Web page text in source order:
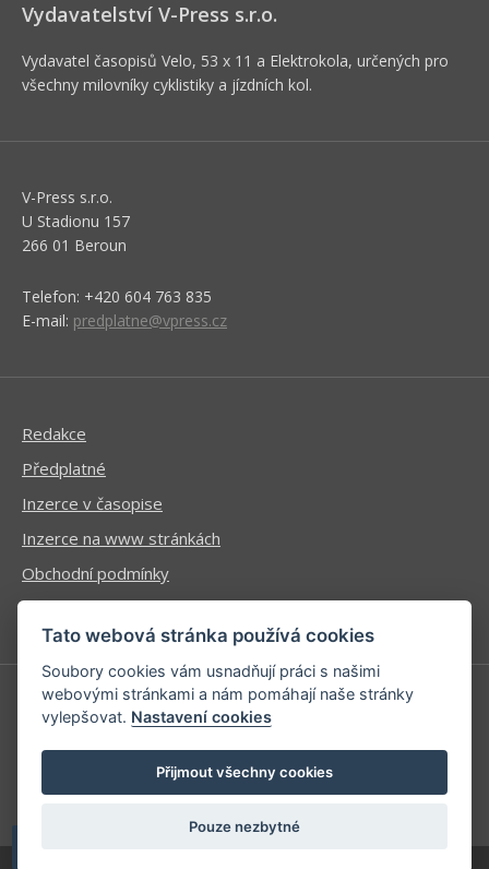
Vydavatelství V-Press s.r.o.
Vydavatel časopisů Velo, 53 x 11 a Elektrokola, určených pro
všechny milovníky cyklistiky a jízdních kol.
V-Press s.r.o.
U Stadionu 157
266 01 Beroun
Telefon: +420 604 763 835
E-mail: predplatne@vpress.cz
Redakce
Předplatné
Inzerce v časopise
Inzerce na www stránkách
Obchodní podmínky
Ochrana osobních údajů
Příhlášení | Registrace
Kontaktní informace
Mapa stránek
Tato webová stránka používá cookies
Soubory cookies vám usnadňují práci s našimi
webovými stránkami a nám pomáhají naše stránky
vylepšovat. Nastavení cookies
Přijmout všechny cookies
Pouze nezbytné